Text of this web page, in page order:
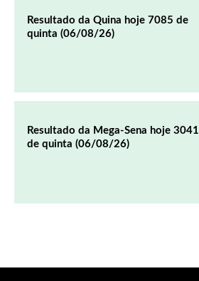
Resultado da Quina hoje 7085 de
quinta (06/08/26)
Resultado da Mega-Sena hoje 3041
de quinta (06/08/26)